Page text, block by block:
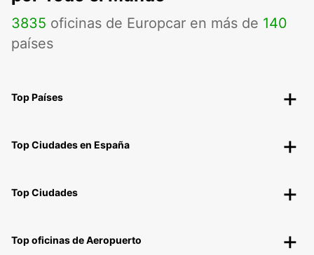
3835 oficinas de Europcar en más de 140
países
Top Países
Top Ciudades en España
Top Ciudades
Top oficinas de Aeropuerto